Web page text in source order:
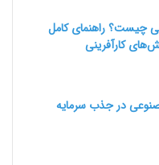
چیست؟ راهنمای کامل
کارآفرینی
در جذب سرمایه